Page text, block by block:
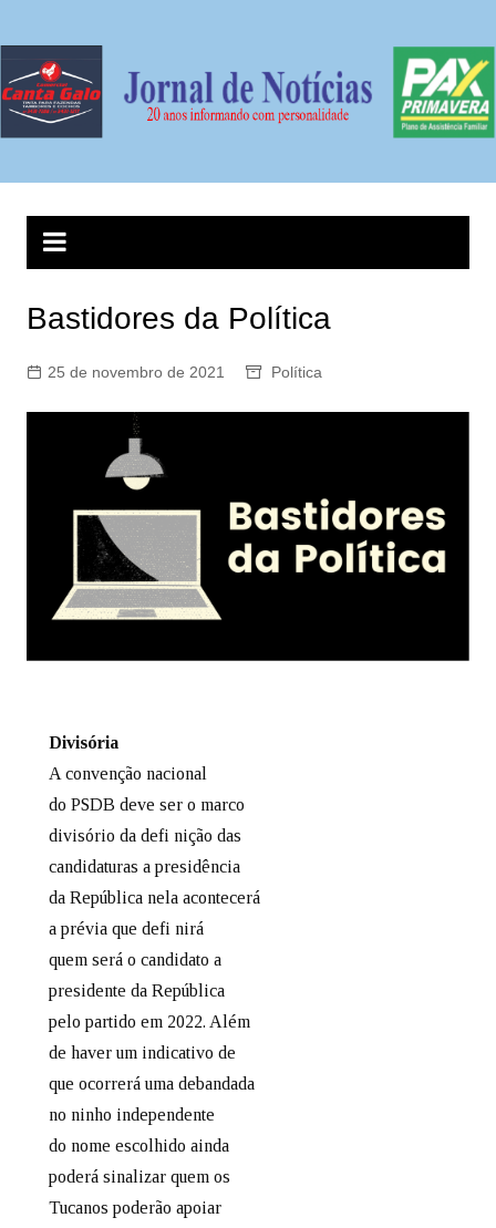
Bastidores da Política
25 de novembro de 2021 Política
Divisória
A convenção nacional
do PSDB deve ser o marco
divisório da defi nição das
candidaturas a presidência
da República nela acontecerá
a prévia que defi nirá
quem será o candidato a
presidente da República
pelo partido em 2022. Além
de haver um indicativo de
que ocorrerá uma debandada
no ninho independente
do nome escolhido ainda
poderá sinalizar quem os
Tucanos poderão apoiar